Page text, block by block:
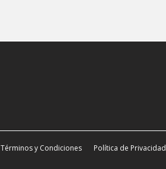
Términos y Condiciones Política de Privacidad